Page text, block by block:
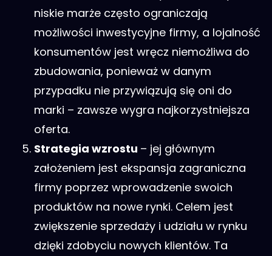
niskie marże często ograniczają
możliwości inwestycyjne firmy, a lojalność
konsumentów jest wręcz niemożliwa do
zbudowania, ponieważ w danym
przypadku nie przywiązują się oni do
marki – zawsze wygra najkorzystniejsza
oferta.
Strategia wzrostu – jej głównym
założeniem jest ekspansja zagraniczna
firmy poprzez wprowadzenie swoich
produktów na nowe rynki. Celem jest
zwiększenie sprzedaży i udziału w rynku
dzięki zdobyciu nowych klientów. Ta